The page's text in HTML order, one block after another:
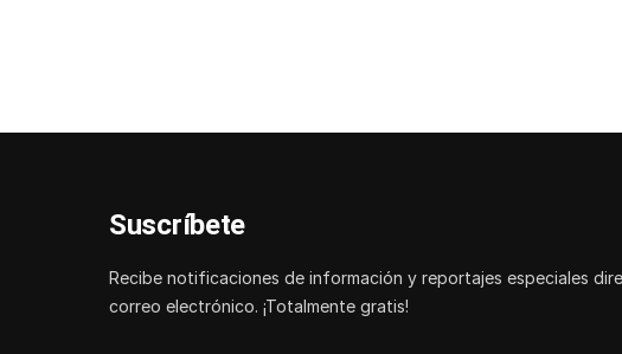
Suscríbete
Recibe notificaciones de información y reportajes especiales
correo electrónico. ¡Totalmente gratis!